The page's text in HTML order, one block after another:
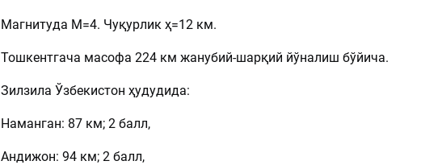
Магнитуда М=4. Чуқурлик ҳ=12 км.
Тошкентгача масофа 224 км жанубий-шарқий йўналиш бўйича.
Зилзила Ўзбекистон ҳудудида:
Наманган: 87 км; 2 балл,
Андижон: 94 км; 2 балл,